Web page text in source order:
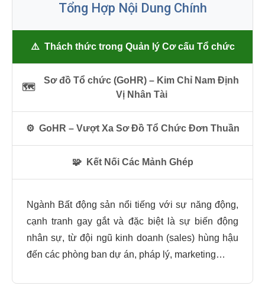
Tổng Hợp Nội Dung Chính
⚠️ Thách thức trong Quản lý Cơ cấu Tổ chức
🗺️
Sơ đồ Tổ chức (GoHR) – Kim Chỉ Nam Định
Vị Nhân Tài
⚙️ GoHR – Vượt Xa Sơ Đồ Tổ Chức Đơn Thuần
🧩 Kết Nối Các Mảnh Ghép
Ngành Bất động sản nổi tiếng với sự năng động,
cạnh tranh gay gắt và đặc biệt là sự biến động
nhân sự, từ đội ngũ kinh doanh (sales) hùng hậu
đến các phòng ban dự án, pháp lý, marketing…